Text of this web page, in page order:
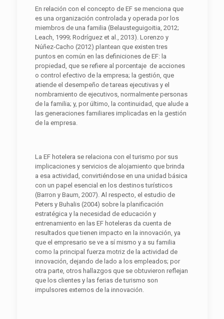
En relación con el concepto de EF se menciona que
es una organización controlada y operada por los
miembros de una familia (Belausteguigoitia, 2012;
Leach, 1999; Rodríguez et al., 2013). Lorenzo y
Núñez-Cacho (2012) plantean que existen tres
puntos en común en las definiciones de EF: la
propiedad, que se refiere al porcentaje de acciones
o control efectivo de la empresa; la gestión, que
atiende el desempeño de tareas ejecutivas y el
nombramiento de ejecutivos, normalmente personas
de la familia; y, por último, la continuidad, que alude a
las generaciones familiares implicadas en la gestión
de la empresa.
La EF hotelera se relaciona con el turismo por sus
implicaciones y servicios de alojamiento que brinda
a esa actividad, convirtiéndose en una unidad básica
con un papel esencial en los destinos turísticos
(Barron y Baum, 2007). Al respecto, el estudio de
Peters y Buhalis (2004) sobre la planificación
estratégica y la necesidad de educación y
entrenamiento en las EF hoteleras da cuenta de
resultados que tienen impacto en la innovación, ya
que el empresario se ve a sí mismo y a su familia
como la principal fuerza motriz de la actividad de
innovación, dejando de lado a los empleados; por
otra parte, otros hallazgos que se obtuvieron reflejan
que los clientes y las ferias de turismo son
impulsores externos de la innovación.